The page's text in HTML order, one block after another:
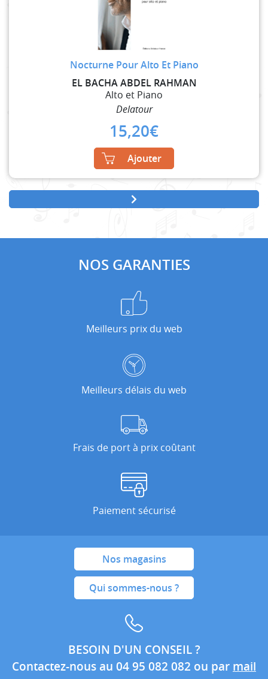
Nocturne Pour Alto Et Piano
EL BACHA ABDEL RAHMAN
Alto et Piano
Delatour
15,20€
Ajouter
NOS GARANTIES
Meilleurs prix du web
Meilleurs délais du web
Frais de port à prix coûtant
Paiement sécurisé
Nos magasins
Qui sommes-nous ?
BESOIN D'UN CONSEIL ?
Contactez-nous au 04 95 082 082 ou par mail